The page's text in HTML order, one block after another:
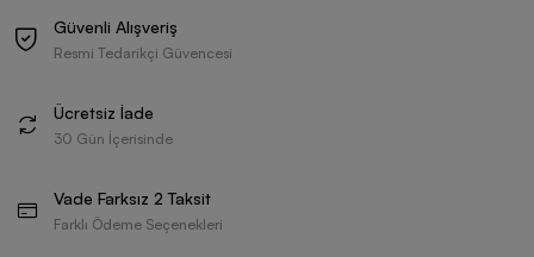
Güvenli Alışveriş
Resmi Tedarikçi Güvencesi
Ücretsiz İade
30 Gün İçerisinde
Vade Farksız 2 Taksit
Farklı Ödeme Seçenekleri